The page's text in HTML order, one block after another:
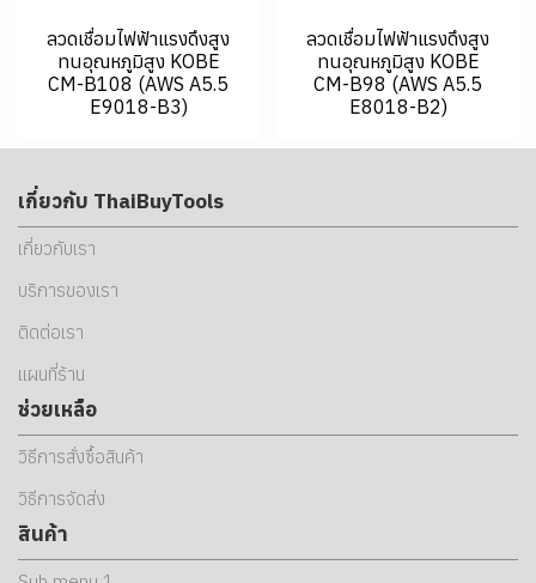
ลวดเชื่อมไฟฟ้าแรงดึงสูง
ทนอุณหภูมิสูง KOBE
CM-B108 (AWS A5.5
E9018-B3)
ลวดเชื่อมไฟฟ้าแรงดึงสูง
ทนอุณหภูมิสูง KOBE
CM-B98 (AWS A5.5
E8018-B2)
เกี่ยวกับ ThaiBuyTools
เกี่ยวกับเรา
บริการของเรา
ติดต่อเรา
แผนที่ร้าน
ช่วยเหลือ
วิธีการสั่งซื้อสินค้า
วิธีการจัดส่ง
สินค้า